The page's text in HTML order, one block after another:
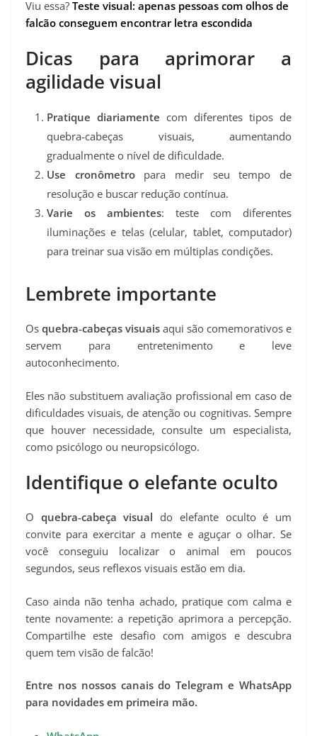
Viu essa? Teste visual: apenas pessoas com olhos de
falcão conseguem encontrar letra escondida
Dicas para aprimorar a
agilidade visual
Pratique diariamente com diferentes tipos de
quebra‑cabeças visuais, aumentando
gradualmente o nível de dificuldade.
Use cronômetropara medir seu tempo de
resolução e buscar redução contínua.
Varie os ambientes: teste com diferentes
iluminações e telas (celular, tablet, computador)
para treinar sua visão em múltiplas condições.
Lembrete importante
Os quebra‑cabeças visuais aqui são comemorativos e
servem para entretenimento e leve
autoconhecimento.
Eles não substituem avaliação profissional em caso de
dificuldades visuais, de atenção ou cognitivas. Sempre
que houver necessidade, consulte um especialista,
como psicólogo ou neuropsicólogo.
Identifique o elefante oculto
O quebra‑cabeça visual do elefante oculto é um
convite para exercitar a mente e aguçar o olhar. Se
você conseguiu localizar o animal em poucos
segundos, seus reflexos visuais estão em dia.
Caso ainda não tenha achado, pratique com calma e
tente novamente: a repetição aprimora a percepção.
Compartilhe este desafio com amigos e descubra
quem tem visão de falcão!
Entre nos nossos canais do Telegram e WhatsApp
para novidades em primeira mão.